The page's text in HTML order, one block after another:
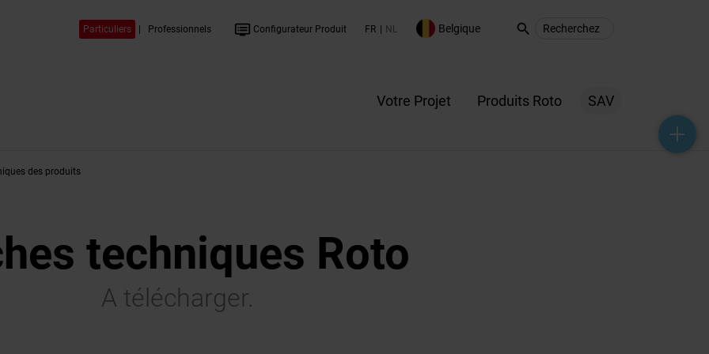
Particuliers Professionnels dvr Configurateur Produit FR NL Belgique search
Votre Projet Produits Roto SAV
help_outline
headset_mic
mail_outline
des produits
techniques Roto
A télécharger.